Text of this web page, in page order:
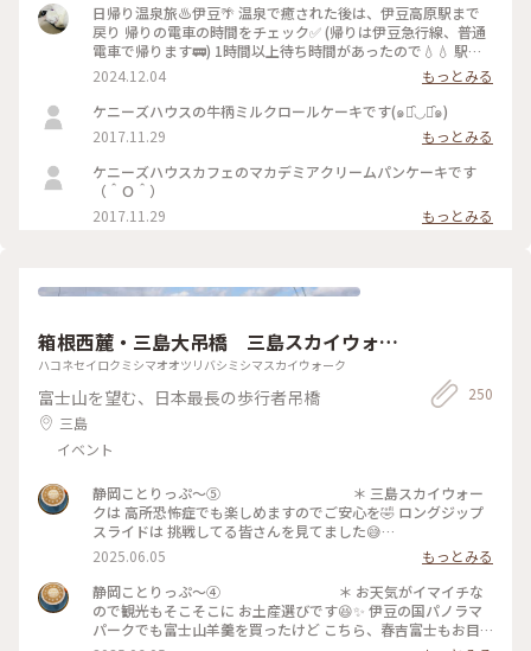
日帰り温泉旅♨️伊豆🌴 温泉で癒された後は、伊豆高原駅まで
戻り 帰りの電車の時間をチェック✅ (帰りは伊豆急行線、普通
電車で帰ります🚃) 1時間以上待ち時間があったので💧💧 駅か
ら徒歩圏内で検索し🔍徒歩10分🚶‍♀️ ケニーズハウスカフェさん
でお茶休憩☕️ …ですが、暖かかったので🌤️人気の ソフトクリ
ームを使ったサンデーを🍨🍦 連れはベリー&ベリー🫐🍓 私は
マカダミアナッツソルト🧂🥜 温泉で温まった身体に沁みる〜
🤍 ちなみに駅からは坂道もありちょっと良い 運動にもなりま
す🏃‍♀️🏃🏻笑 #ことりっぷ伊豆#伊豆急行線 #伊豆高原駅#ケニー
ズハウスカフェ #ソフトクリーム#サンデー#テラス席#暖炉 #
ベストトリップ2024 #スターバックスラスカ熱海店 #東海道線
#相模湾
2024.12.04
もっとみる
ケニーズハウスの牛柄ミルクロールケーキです(๑･̑◡･̑๑)
2017.11.29
もっとみる
ケニーズハウスカフェのマカデミアクリームパンケーキです
（＾Ｏ＾）
2017.11.29
もっとみる
箱根西麓・三島大吊橋 三島スカイウォー
ク
ハコネセイロクミシマオオツリバシミシマスカイウォーク
富士山を望む、日本最長の歩行者吊橋
三島
イベント
250
静岡ことりっぷ〜⑤ ＊ 三島スカイウォー
クは 高所恐怖症でも楽しめますのでご安心を🤣 ロングジップ
スライドは 挑戦してる皆さんを見てました😅
＊ 橋を渡り切った先の『ふろっく-福時
計-』で フクロウ🦉の柔らかな羽🪶に初めて触れました✨
＊ #アートな景色 #三島スカイウォーク #
ふろっく福時計
2025.06.05
もっとみる
静岡ことりっぷ〜④ ＊ お天気がイマイチな
ので観光もそこそこに お土産選びです😆✨ 伊豆の国パノラマ
パークでも富士山羊羹を買ったけど こちら、春吉富士もお目